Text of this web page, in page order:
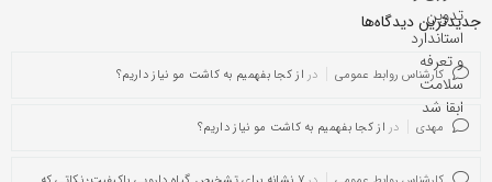
جدیدترین دیدگاه‌‌ها
کارشناس روابط عمومی در از کجا بفهمیم به کاشت مو نیاز داریم؟
مهدی در از کجا بفهمیم به کاشت مو نیاز داریم؟